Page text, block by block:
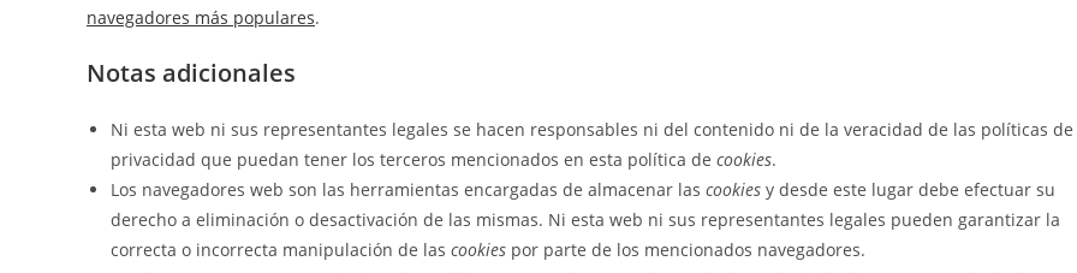
navegadores más populares.
Notas adicionales
Ni esta web ni sus representantes legales se hacen responsables ni del contenido ni de la veracidad de las políticas de
privacidad que puedan tener los terceros mencionados en esta política de cookies.
Los navegadores web son las herramientas encargadas de almacenar las cookies y desde este lugar debe efectuar su
derecho a eliminación o desactivación de las mismas. Ni esta web ni sus representantes legales pueden garantizar la
correcta o incorrecta manipulación de las cookies por parte de los mencionados navegadores.